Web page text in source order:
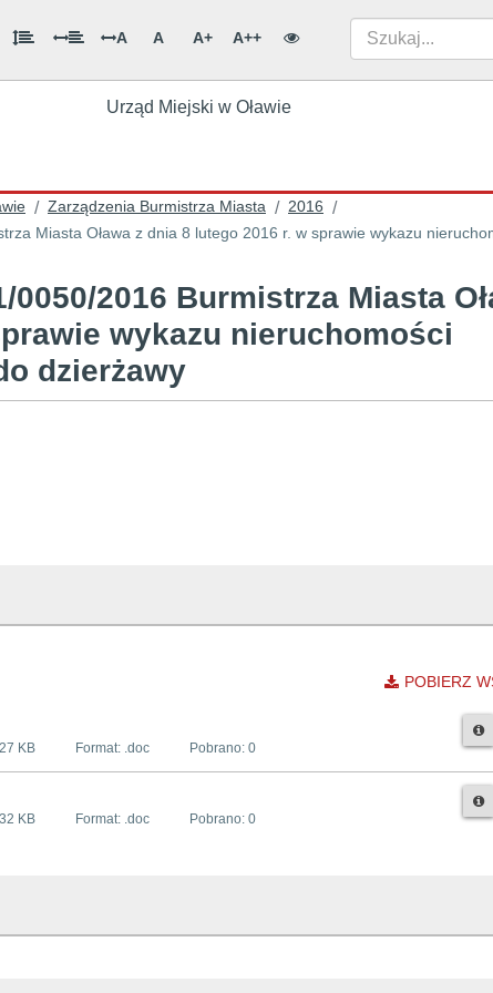
A A A+ A++
Urząd Miejski w Oławie
/ Zarządzenia Burmistrza Miasta / 2016 /
Miasta Oława z dnia 8 lutego 2016 r. w sprawie wykazu
0050/2016 Burmistrza Miasta
wykazu nieruchomości
dzierżawy
POBIERZ
27 KB Format: .doc Pobrano: 0
32 KB Format: .doc Pobrano: 0